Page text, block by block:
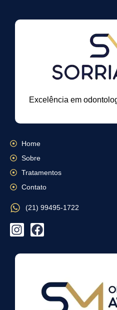
Excelência em
Home
Sobre
Tratamentos
Contato
(21) 99495-1722